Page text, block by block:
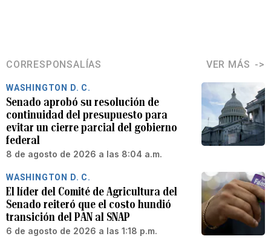
CORRESPONSALÍAS VER MÁS
WASHINGTON D. C.
Senado aprobó su resolución de
continuidad del presupuesto para
evitar un cierre parcial del gobierno
federal
8 de agosto de 2026 a las 8:04 a.m.
WASHINGTON D. C.
El líder del Comité de Agricultura del
Senado reiteró que el costo hundió
transición del PAN al SNAP
6 de agosto de 2026 a las 1:18 p.m.